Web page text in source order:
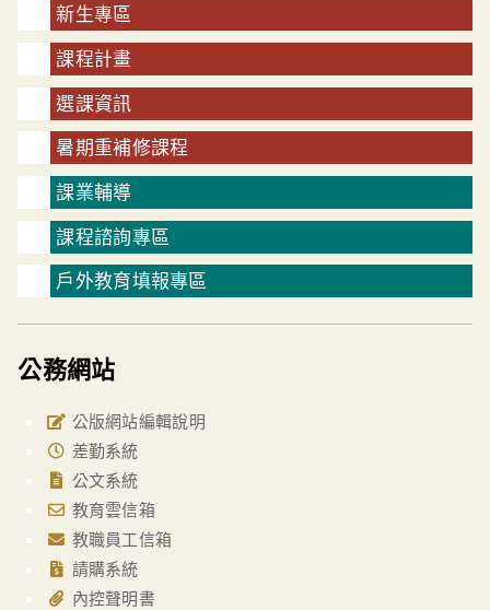
新生專區
課程計畫
選課資訊
暑期重補修課程
課業輔導
課程諮詢專區
戶外教育填報專區
公務網站
公版網站編輯說明
差勤系統
公文系統
教育雲信箱
教職員工信箱
請購系統
內控聲明書